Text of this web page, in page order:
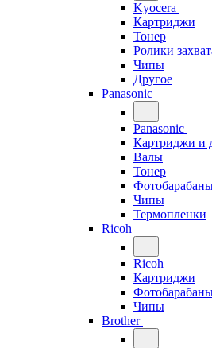
Kyocera
Картриджи
Тонер
Ролики
Чипы
Другое
Panasonic
Panasonic
Картриджи и
Валы
Тонер
Чипы
Термопленки
Ricoh
Ricoh
Картриджи
Чипы
Brother